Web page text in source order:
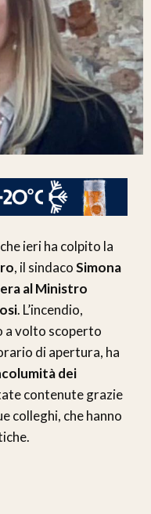
che ieri ha colpito la
, il sindacoSimona
al Ministro
. L’incendio,
a volto scoperto
di apertura, ha
dei
contenute grazie
colleghi, che hanno